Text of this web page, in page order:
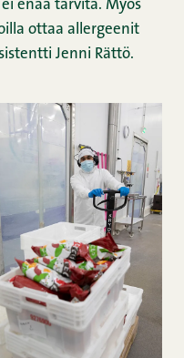
enää tarvita. Myös
ottaa allergeenit
Jenni Rättö.